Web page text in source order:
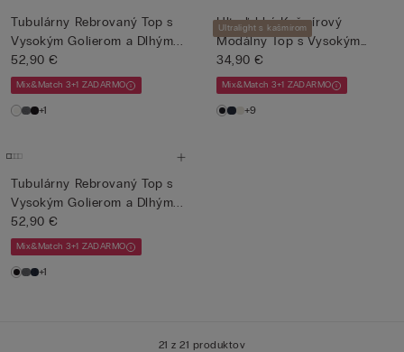
Tubulárny Rebrovaný Top s
Vysokým Golierom a Dlhým...
52,90 €
Mix&Match 3+1 ZADARMO
+1
Ultralight s kašmírom
Ultraľahký Kašmírový
Modálny Top s Vysokým
Goliero...
34,90 €
Mix&Match 3+1 ZADARMO
+9
Tubulárny Rebrovaný Top s
Vysokým Golierom a Dlhým...
52,90 €
Mix&Match 3+1 ZADARMO
+1
21 z 21 produktov